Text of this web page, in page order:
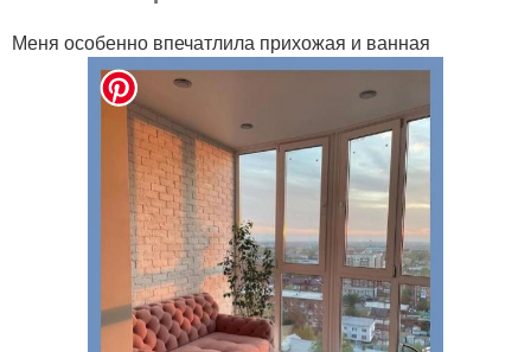
Меня особенно впечатлила прихожая и ванная